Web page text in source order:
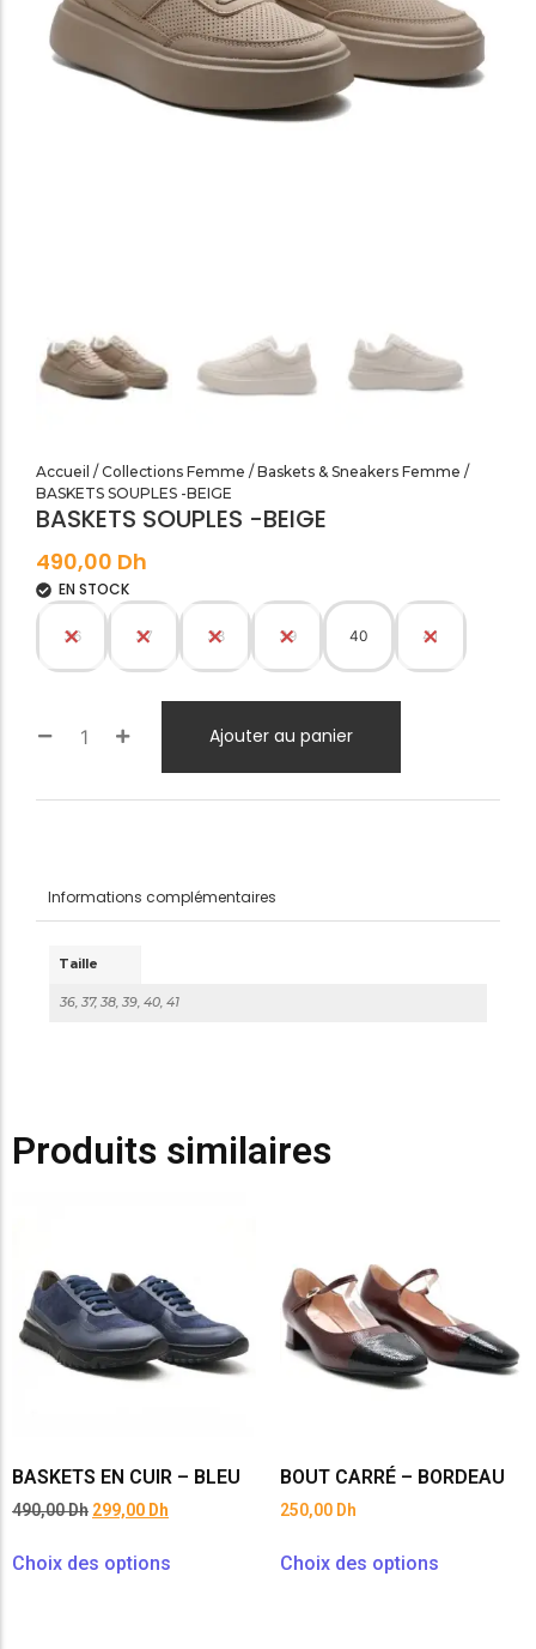
SANDALES PLATES & MEDICALES FEMME
SANDALES SOIRÉES FEMME
Accueil / Collections Femme / Baskets & Sneakers Femme /
BASKETS SOUPLES -BEIGE
BASKETS SOUPLES -BEIGE
490,00 Dh
EN STOCK
36 37 38 39 40 41
Ajouter au panier
Informations complémentaires
Taille
36, 37, 38, 39, 40, 41
Produits similaires
BASKETS EN CUIR – BLEU
490,00Dh 299,00 Dh
Choix des options
BOUT CARRÉ – BORDEAU
250,00 Dh
Choix des options